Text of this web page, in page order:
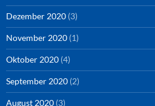
Dezember 2020 (3)
November 2020 (1)
Oktober 2020 (4)
September 2020 (2)
August 2020 (3)